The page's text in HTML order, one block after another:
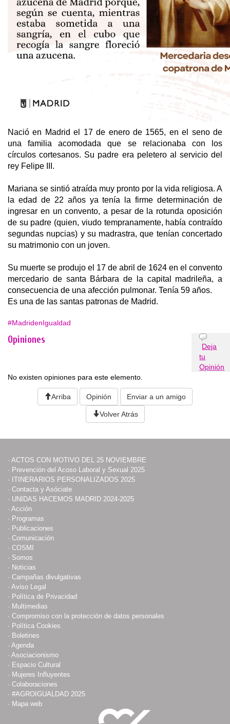
Nació en Madrid el 17 de enero de 1565, en el seno de
una familia acomodada que se relacionaba con los
círculos cortesanos. Su padre era peletero al servicio del
rey Felipe III.
Mariana se sintió atraída muy pronto por la vida religiosa. A
la edad de 22 años ya tenía la firme determinación de
ingresar en un convento, a pesar de la rotunda oposición
de su padre (quien, viudo tempranamente, había contraído
segundas nupcias) y su madrastra, que tenían concertado
su matrimonio con un joven.
Su muerte se produjo el 17 de abril de 1624 en el convento
mercedario de santa Bárbara de la capital madrileña, a
consecuencia de una afección pulmonar. Tenía 59 años.
Es una de las santas patronas de Madrid.
#MadridenIgualdad
Opiniones
Deja
tu
Opinión
No existen opiniones para este elemento.
Arriba Opinión Enviar a un amigo
Volver Atrás
· ACTOS CON MOTIVO DEL 25 NOVIEMBRE
· Prevención del Acoso Laboral y Sexual 2025
· ITINERARIOS PERSONALIZADOS 2025
· Contacta y Asóciate
· UNIDAS HACEMOS MADRID 2024-2025
· Acción
· Programas
· Publicaciones
· Comunicación
· COSMI
· Somos
· Noticias
· Campañas divulgativas
· Aviso Legal
· Política de Privacidad
· Multimedias
· Compromiso con la protección de datos personales
· Política Cookies
· Boletines
· Agenda
· Asociacionismo
· Espacio Cultural
· Mujeres Influyentes
· Colaboraciones
· #AGROIGUALDAD 2025
· Mapa web